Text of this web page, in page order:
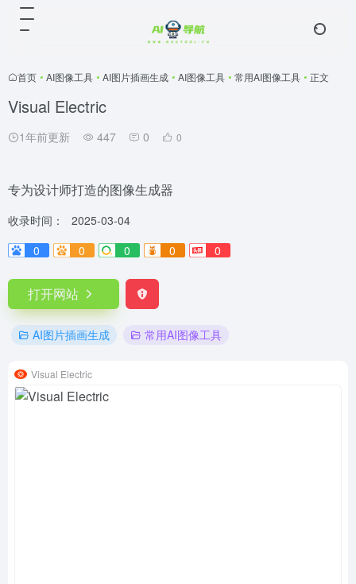
首页 • AI图像工具 • AI图片插画生成 • AI图像工具 • 常用AI图像工具 • 正文
Visual Electric
1年前更新 447 0 0
专为设计师打造的图像生成器
收录时间：
2025-03-04
0
0 0 0 0
打开网站
AI图片插画生成 常用AI图像工具
Visual Electric